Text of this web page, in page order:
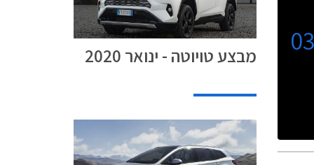
מבצע טויוטה - ינואר 2020